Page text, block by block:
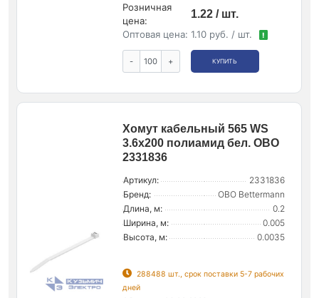
Розничная
цена:
1.22 / шт.
Оптовая цена: 1.10 руб. / шт. !
- + КУПИТЬ
Хомут кабельный 565 WS
3.6х200 полиамид бел. OBO
2331836
Артикул:
2331836
Бренд:
OBO Bettermann
Длина, м:
0.2
Ширина, м:
0.005
Высота, м:
0.0035
288488 шт., срок поставки 5-7 рабочих
дней